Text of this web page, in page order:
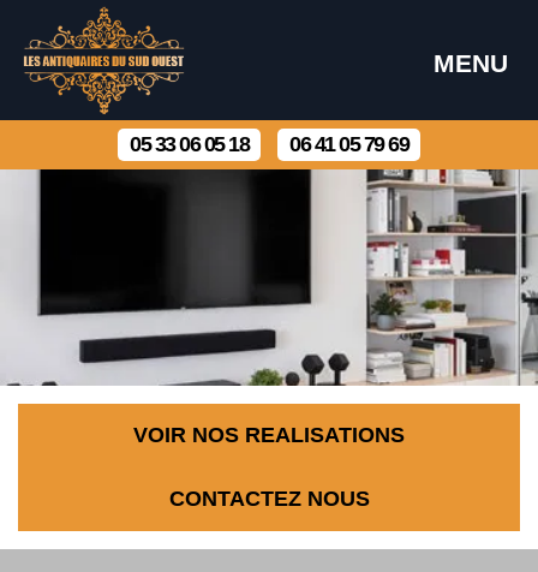
MENU
05 33 06 05 18 06 41 05 79 69
VOIR NOS REALISATIONS
CONTACTEZ NOUS